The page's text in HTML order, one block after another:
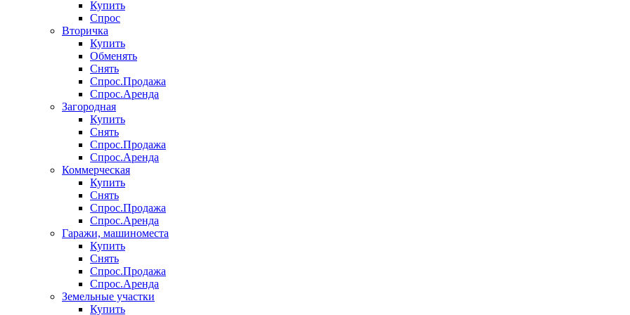
Купить
Спрос
Вторичка
Купить
Обменять
Снять
Спрос.Продажа
Спрос.Аренда
Загородная
Купить
Снять
Спрос.Продажа
Спрос.Аренда
Коммерческая
Купить
Снять
Спрос.Продажа
Спрос.Аренда
Гаражи, машиноместа
Купить
Снять
Спрос.Продажа
Спрос.Аренда
Земельные участки
Купить